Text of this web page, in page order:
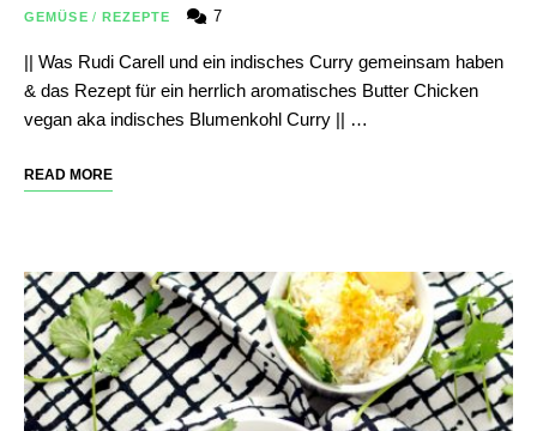
GEMÜSE / REZEPTE 7
|| Was Rudi Carell und ein indisches Curry gemeinsam haben
& das Rezept für ein herrlich aromatisches Butter Chicken
vegan aka indisches Blumenkohl Curry || …
READ MORE